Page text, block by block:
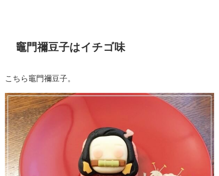
竈門禰豆子はイチゴ味
こちら竈門禰豆子。